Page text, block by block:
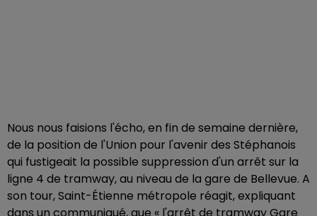
Nous nous faisions l'écho, en fin de semaine dernière,
de la position de l'Union pour l'avenir des Stéphanois
qui fustigeait la possible suppression d'un arrêt sur la
ligne 4 de tramway, au niveau de la gare de Bellevue. A
son tour, Saint-Étienne métropole réagit, expliquant